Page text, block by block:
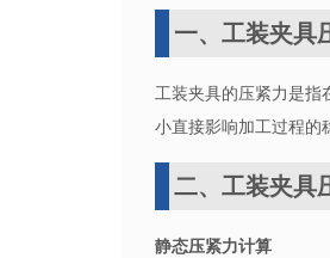
一、工装夹具
工装夹具的压紧力是指
小直接影响加工过程的
二、工装夹具
静态压紧力计算